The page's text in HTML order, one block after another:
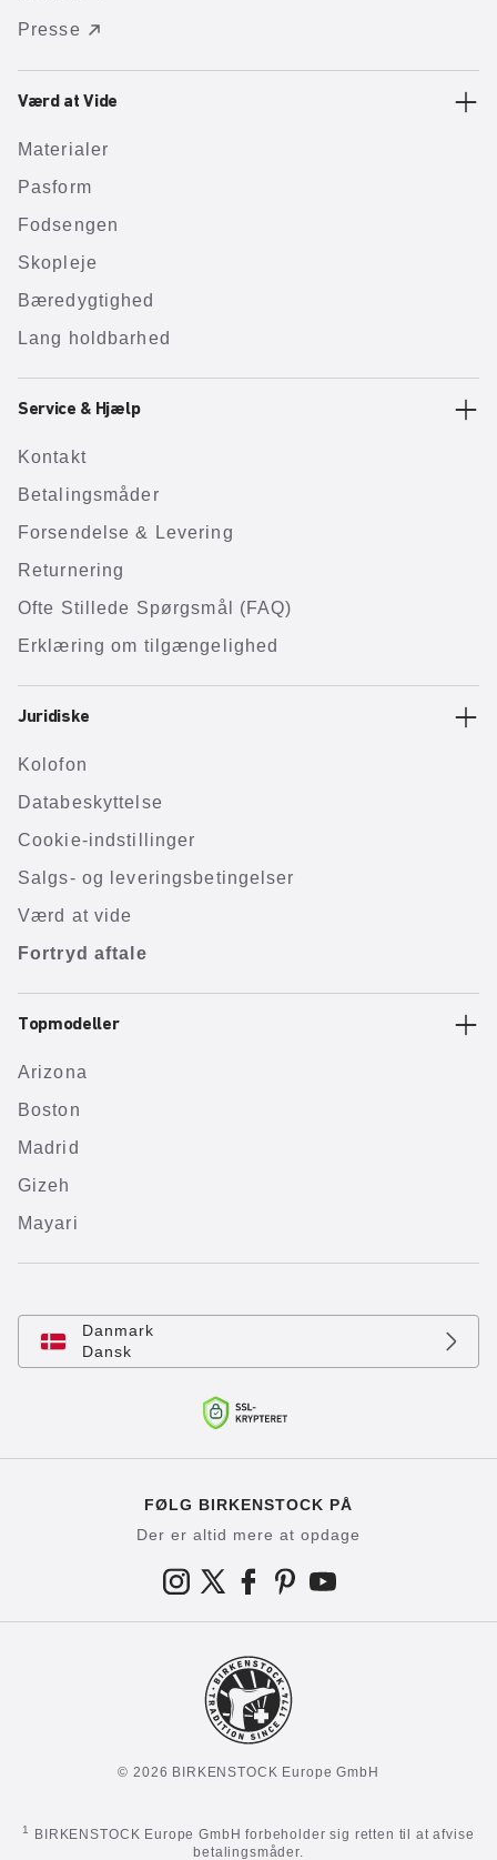
Presse
Værd at Vide
Materialer
Pasform
Fodsengen
Skopleje
Bæredygtighed
Lang holdbarhed
Service & Hjælp
Kontakt
Betalingsmåder
Forsendelse & Levering
Returnering
Ofte Stillede Spørgsmål (FAQ)
Erklæring om tilgængelighed
Juridiske
Kolofon
Databeskyttelse
Cookie-indstillinger
Salgs- og leveringsbetingelser
Værd at vide
Fortryd aftale
Topmodeller
Arizona
Boston
Madrid
Gizeh
Mayari
Danmark
Dansk
FØLG BIRKENSTOCK PÅ
Der er altid mere at opdage
© 2026 BIRKENSTOCK Europe GmbH
1
BIRKENSTOCK Europe GmbH forbeholder sig retten til at afvise
betalingsmåder.